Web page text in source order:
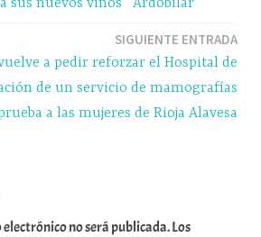
nuevos vinos ‘ Ardobilar’
SIGUIENTE ENTRADA
a pedir reforzar el Hospital de
de un servicio de mamografías
a las mujeres de Rioja Alavesa
electrónico no será publicada.Los